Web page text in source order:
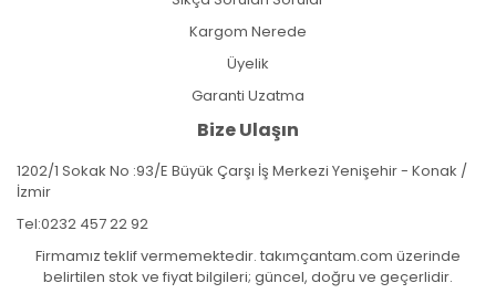
Kargom Nerede
Üyelik
Garanti Uzatma
Bize Ulaşın
1202/1 Sokak No :93/E Büyük Çarşı İş Merkezi Yenişehir - Konak /
İzmir
Tel:0232 457 22 92
Firmamız teklif vermemektedir. takımçantam.com üzerinde
belirtilen stok ve fiyat bilgileri; güncel, doğru ve geçerlidir.